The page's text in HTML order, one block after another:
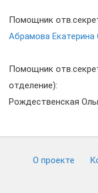
Помощник
Абрамова Екатерина
Помощник
отделение):
Рождественская
О проекте